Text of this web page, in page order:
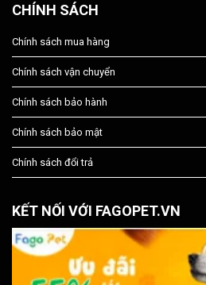
CHÍNH SÁCH
Chính sách mua hàng
Chính sách vận chuyển
Chính sách bảo hành
Chính sách bảo mật
Chính sách đổi trả
KẾT NỐI VỚI FAGOPET.VN